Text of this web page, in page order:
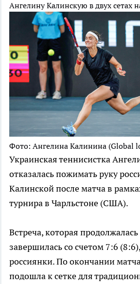
Ангелину Калинскую в двух сетах
Фото: Ангелина Калинина (Global
Украинская теннисистка
отказалась пожимать руку
Калинской после матча в
турнира в Чарльстоне (США).
Встреча, которая продолжалась
завершилась со счетом 7:6
россиянки. По окончании
подошла к сетке для